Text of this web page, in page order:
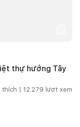
thự hướng Tây
| 12.279 lượt xem